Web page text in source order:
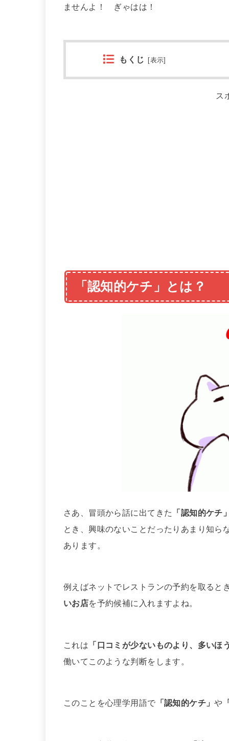
ませんよ！ ぎゃはは！
もくじ 表示
ス
「認知的ケチ」とは？
さあ、冒頭から話に出てきた
「認知的ケチ
とき、興味のないことだったりあまり知ら
あります。
例えばネットでレストランの予約を取ると
いお店を予約候補に入れますよね。
これは 「口コミが少ないものより、多い
働いてこのような判断をします。
このことを心理学用語で 「認知的ケチ」や